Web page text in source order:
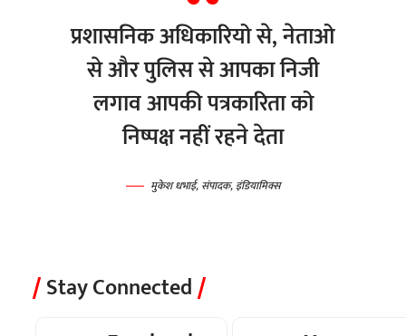
प्रशासनिक अधिकारियो से, नेताओ
से और पुलिस से आपका निजी
लगाव आपकी पत्रकारिता को
निष्पक्ष नहीं रहने देता
मुकेश धभाई, संपादक, इंडियामिक्स
Stay Connected